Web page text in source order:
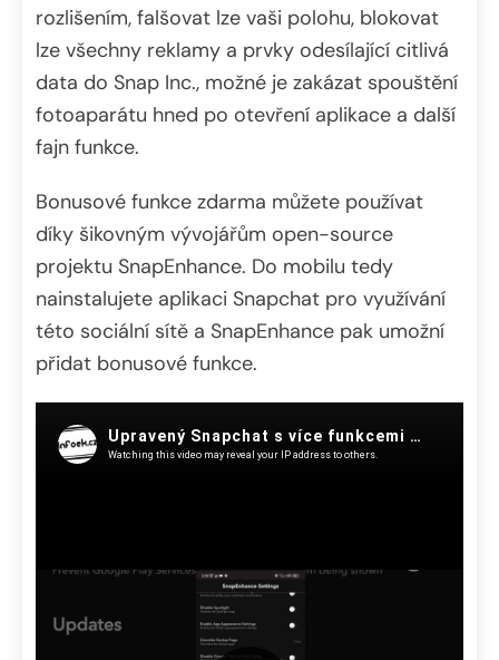
rozlišením, falšovat lze vaši polohu, blokovat
lze všechny reklamy a prvky odesílající citlivá
data do Snap Inc., možné je zakázat spouštění
fotoaparátu hned po otevření aplikace a další
fajn funkce.
Bonusové funkce zdarma můžete používat
díky šikovným vývojářům open-source
projektu SnapEnhance. Do mobilu tedy
nainstalujete aplikaci Snapchat pro využívání
této sociální sítě a SnapEnhance pak umožní
přidat bonusové funkce.